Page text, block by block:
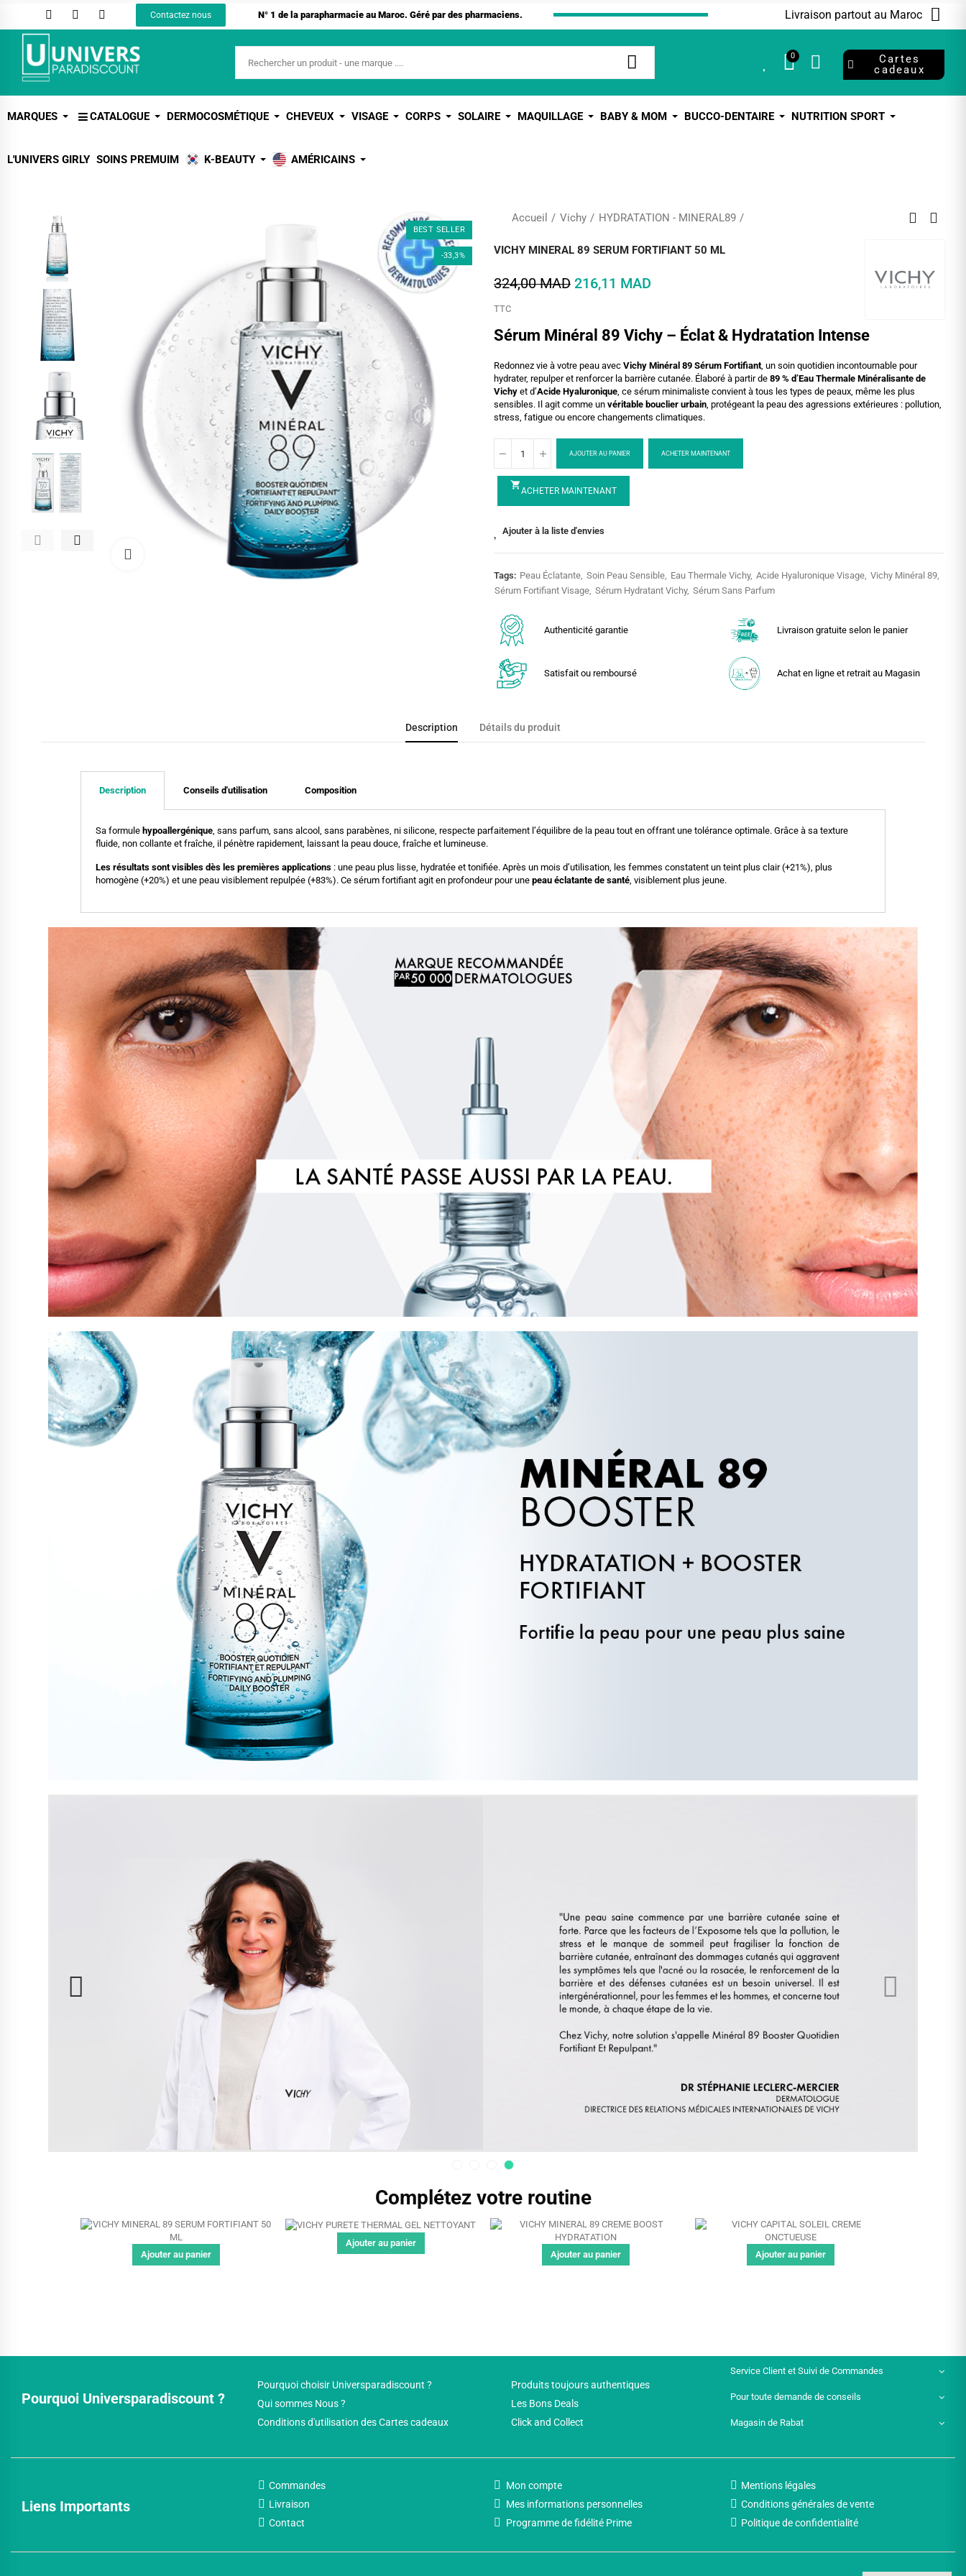
Contactez nous N° 1 de la parapharmacie au Maroc. Géré par des pharmaciens. Livraison partout au Maroc
0
Cartes
cadeaux
MARQUES CATALOGUE DERMOCOSMÉTIQUE CHEVEUX VISAGE CORPS SOLAIRE MAQUILLAGE BABY & MOM BUCCO-DENTAIRE NUTRITION SPORT
L'UNIVERS GIRLY SOINS PREMUIM K-BEAUTY AMÉRICAINS
BEST SELLER
-33,3%
Accueil Vichy HYDRATATION - MINERAL89
VICHY MINERAL 89 SERUM FORTIFIANT 50 ML
324,00 MAD 216,11 MAD
TTC
Sérum Minéral 89 Vichy – Éclat & Hydratation Intense
Redonnez vie à votre peau avec Vichy Minéral 89 Sérum Fortifiant, un soin quotidien incontournable pour
hydrater, repulper et renforcer la barrière cutanée. Élaboré à partir de 89 % d’Eau Thermale Minéralisante de
Vichy et d’Acide Hyaluronique, ce sérum minimaliste convient à tous les types de peaux, même les plus
sensibles. Il agit comme un véritable bouclier urbain, protégeant la peau des agressions extérieures : pollution,
stress, fatigue ou encore changements climatiques.
AJOUTER AU PANIER ACHETER MAINTENANT
shopping_cart
ACHETER MAINTENANT
Ajouter à la liste d'envies
Tags: Peau Éclatante Soin Peau Sensible Eau Thermale Vichy Acide Hyaluronique Visage Vichy Minéral 89
Sérum Fortifiant Visage Sérum Hydratant Vichy Sérum Sans Parfum
Authenticité garantie Livraison gratuite selon le panier
Satisfait ou remboursé Achat en ligne et retrait au Magasin
Description Détails du produit
Description Conseils d'utilisation Composition
Sa formule hypoallergénique, sans parfum, sans alcool, sans parabènes, ni silicone, respecte parfaitement l’équilibre de la peau tout en offrant une tolérance optimale. Grâce à sa texture
fluide, non collante et fraîche, il pénètre rapidement, laissant la peau douce, fraîche et lumineuse.
Les résultats sont visibles dès les premières applications : une peau plus lisse, hydratée et tonifiée. Après un mois d’utilisation, les femmes constatent un teint plus clair (+21%), plus
homogène (+20%) et une peau visiblement repulpée (+83%). Ce sérum fortifiant agit en profondeur pour une peau éclatante de santé, visiblement plus jeune.
Complétez votre routine
Ajouter au panier
Ajouter au panier
Ajouter au panier
Ajouter au panier
Pourquoi Universparadiscount ?
Pourquoi choisir Universparadiscount ?
Qui sommes Nous ?
Conditions d'utilisation des Cartes cadeaux
Produits toujours authentiques
Les Bons Deals
Click and Collect
Service Client et Suivi de Commandes
Pour toute demande de conseils
Magasin de Rabat
Liens Importants
Commandes
Livraison
Contact
Mon compte
Mes informations personnelles
Programme de fidélité Prime
Mentions légales
Conditions générales de vente
Politique de confidentialité